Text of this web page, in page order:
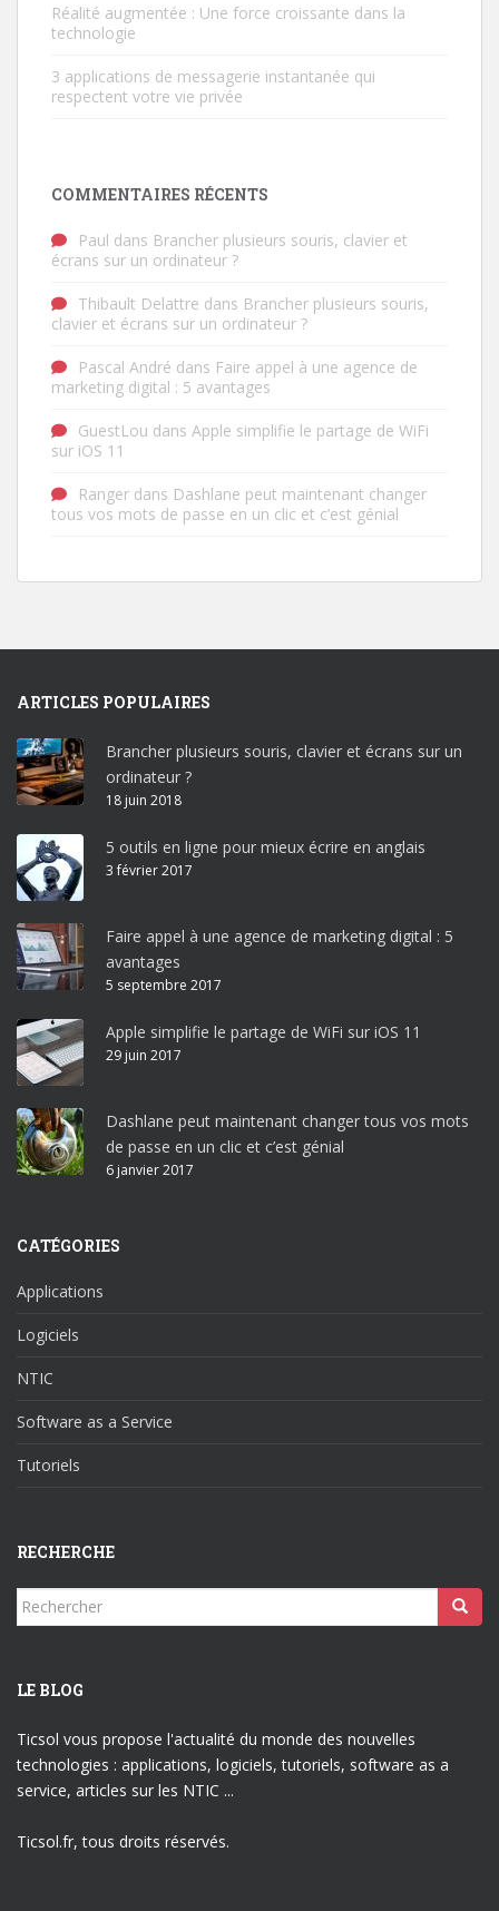
Réalité augmentée : Une force croissante dans la
technologie
3 applications de messagerie instantanée qui
respectent votre vie privée
COMMENTAIRES RÉCENTS
Paul dans Brancher plusieurs souris, clavier et
écrans sur un ordinateur ?
Thibault Delattre dans Brancher plusieurs souris,
clavier et écrans sur un ordinateur ?
Pascal André dans Faire appel à une agence de
marketing digital : 5 avantages
GuestLou dans Apple simplifie le partage de WiFi
sur iOS 11
Ranger dans Dashlane peut maintenant changer
tous vos mots de passe en un clic et c’est génial
ARTICLES POPULAIRES
Brancher plusieurs souris, clavier et écrans sur un
ordinateur ?
18 juin 2018
5 outils en ligne pour mieux écrire en anglais
3 février 2017
Faire appel à une agence de marketing digital : 5
avantages
5 septembre 2017
Apple simplifie le partage de WiFi sur iOS 11
29 juin 2017
Dashlane peut maintenant changer tous vos mots
de passe en un clic et c’est génial
6 janvier 2017
CATÉGORIES
Applications
Logiciels
NTIC
Software as a Service
Tutoriels
RECHERCHE
Rechercher...
LE BLOG
Ticsol vous propose l'actualité du monde des nouvelles
technologies : applications, logiciels, tutoriels, software as a
service, articles sur les NTIC ...
Ticsol.fr, tous droits réservés.